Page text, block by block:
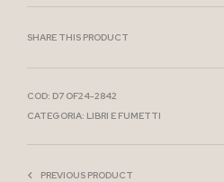
SHARE THIS PRODUCT
COD: D7 OF24-2842
CATEGORIA: LIBRI E FUMETTI
PREVIOUS PRODUCT